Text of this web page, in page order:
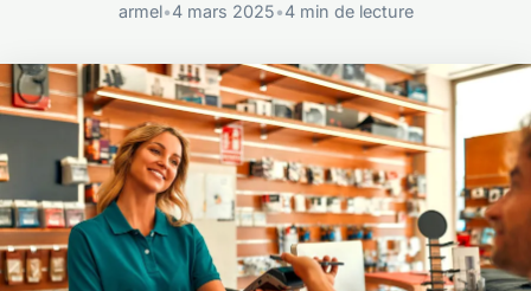
armel•4 mars 2025•4 min de lecture